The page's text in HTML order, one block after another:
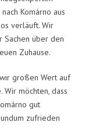
Komárno aus
verläuft. Wir
Sachen über den
Zuhause.
großen Wert auf
möchten, dass
gut
zufrieden